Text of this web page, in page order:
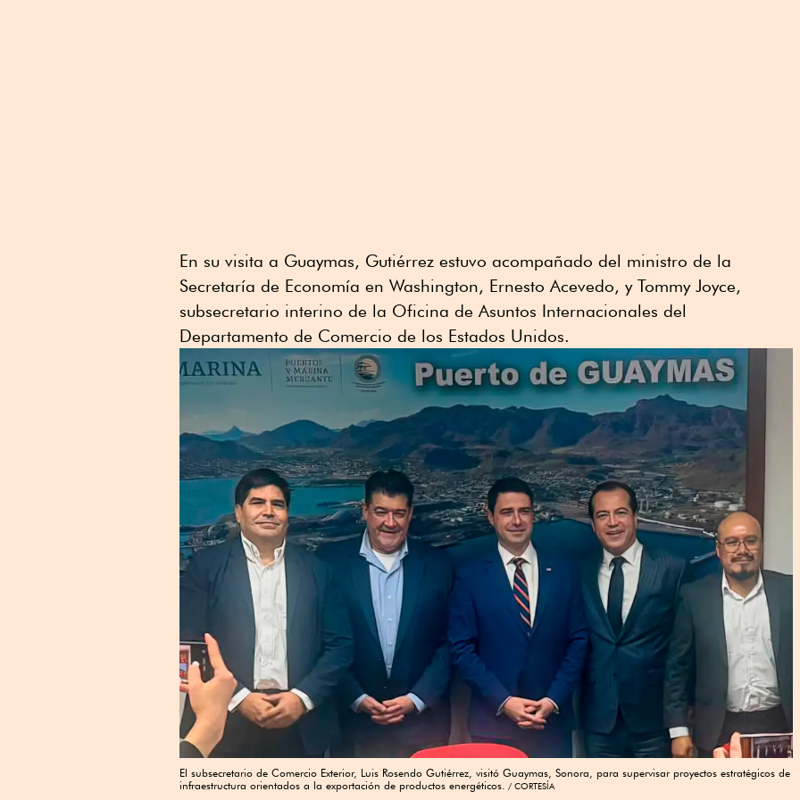
En su visita a Guaymas, Gutiérrez estuvo acompañado del ministro de la
Secretaría de Economía en Washington, Ernesto Acevedo, y Tommy Joyce,
subsecretario interino de la Oficina de Asuntos Internacionales del
Departamento de Comercio de los Estados Unidos.
El subsecretario de Comercio Exterior, Luis Rosendo Gutiérrez, visitó Guaymas, Sonora, para supervisar proyectos estratégicos de
infraestructura orientados a la exportación de productos energéticos.
CORTESÍA